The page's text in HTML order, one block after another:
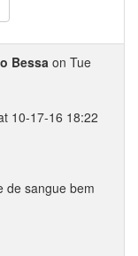
Bessaon Tue
10-17-16 18:22
de sangue bem